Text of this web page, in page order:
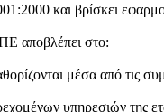
και βρίσκει
αποβλέπει στο:
μέσα από τις